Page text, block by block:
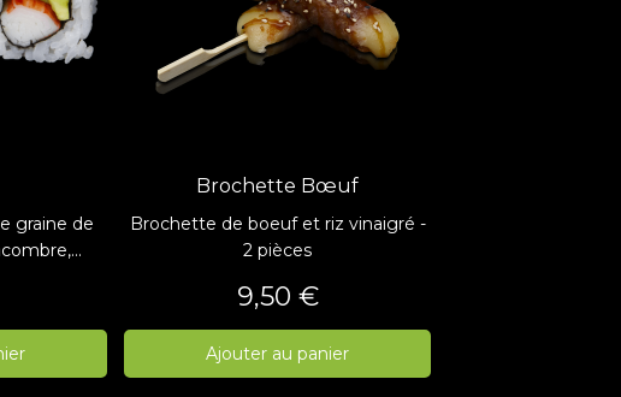
graine de
Brochette Bœuf
Brochette de boeuf et riz vinaigré -
2 pièces
Prix
9,50 €
Ajouter au panier